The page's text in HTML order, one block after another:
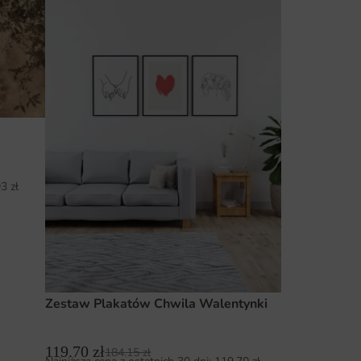
zł
Zestaw Plakatów Chwila Walentynki
119.70 zł184.15zł